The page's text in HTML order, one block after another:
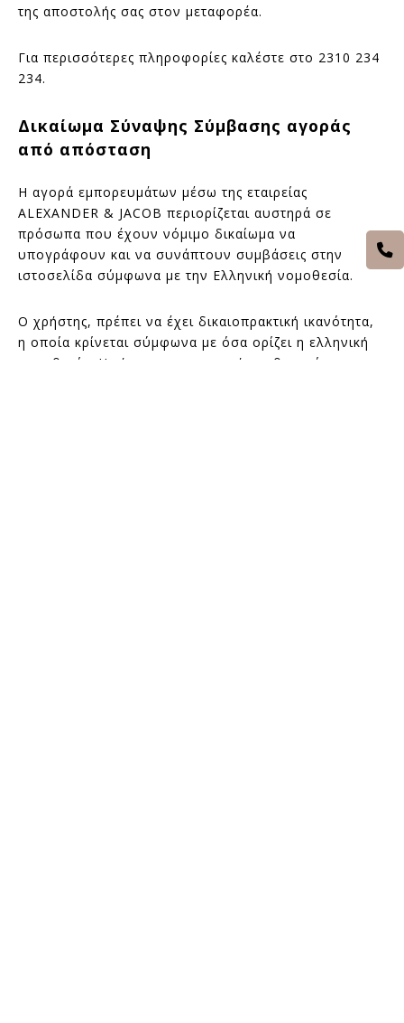
της αποστολής σας στον μεταφορέα.
Για περισσότερες πληροφορίες καλέστε στο 2310 234
234.
Δικαίωμα Σύναψης Σύμβασης αγοράς
από απόσταση
Η αγορά εμπορευμάτων μέσω της εταιρείας
ALEXANDER & JACOB περιορίζεται αυστηρά σε
πρόσωπα που έχουν νόμιμο δικαίωμα να
υπογράφουν και να συνάπτουν συμβάσεις στην
ιστοσελίδα σύμφωνα με την Ελληνική νομοθεσία.
Ο χρήστης, πρέπει να έχει δικαιοπρακτική ικανότητα,
η οποία κρίνεται σύμφωνα με όσα ορίζει η ελληνική
νομοθεσία. Η τήρηση του απορρήτου θεωρείται